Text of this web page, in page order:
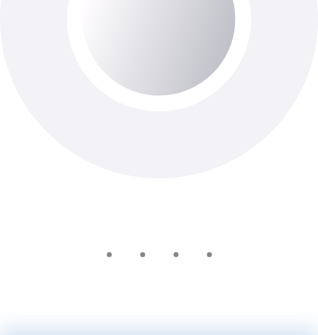
Доступно з виїздом додому